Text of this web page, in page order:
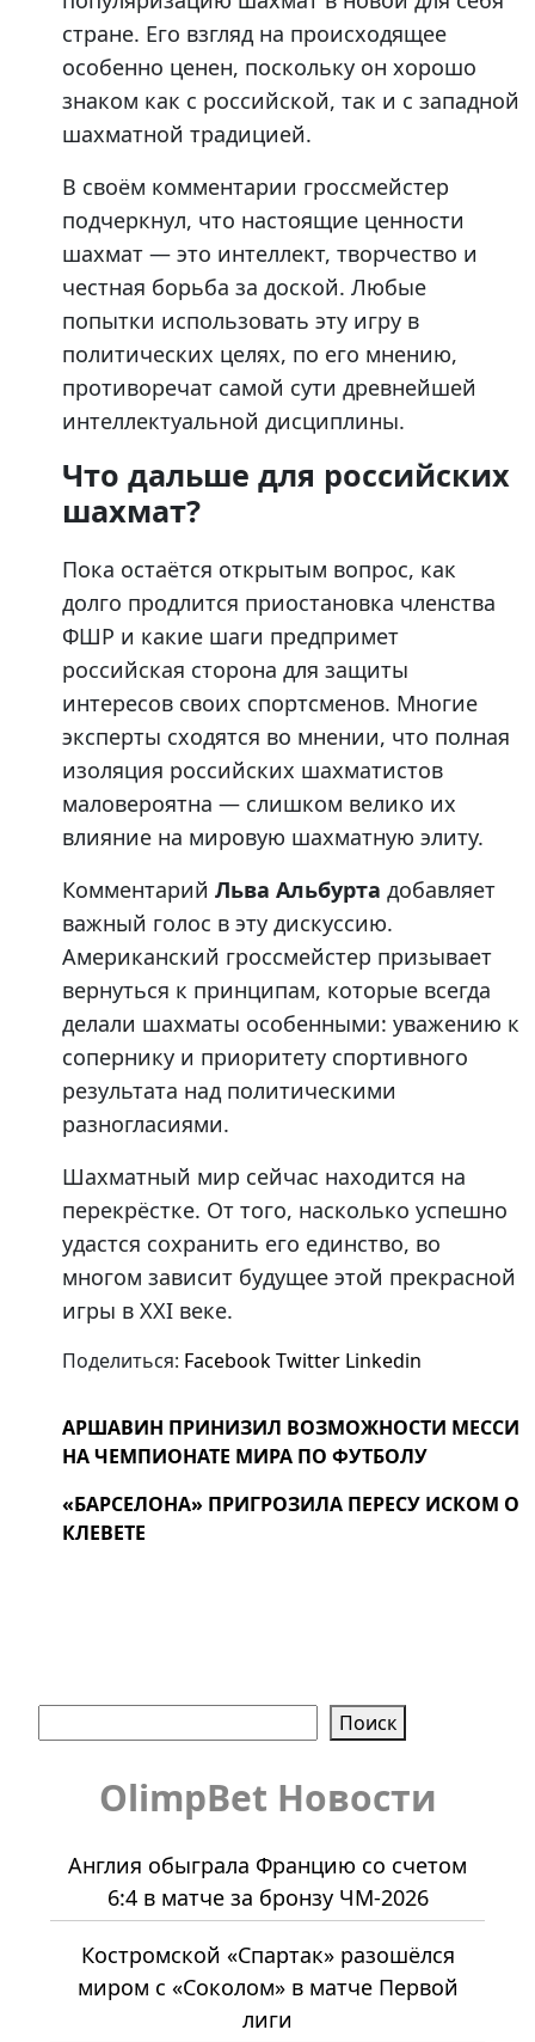
стране. Его взгляд на происходящее
особенно ценен, поскольку он хорошо
знаком как с российской, так и с западной
шахматной традицией.
В своём комментарии гроссмейстер
подчеркнул, что настоящие ценности
шахмат — это интеллект, творчество и
честная борьба за доской. Любые
попытки использовать эту игру в
политических целях, по его мнению,
противоречат самой сути древнейшей
интеллектуальной дисциплины.
Что дальше для российских
шахмат?
Пока остаётся открытым вопрос, как
долго продлится приостановка членства
ФШР и какие шаги предпримет
российская сторона для защиты
интересов своих спортсменов. Многие
эксперты сходятся во мнении, что полная
изоляция российских шахматистов
маловероятна — слишком велико их
влияние на мировую шахматную элиту.
Комментарий Льва Альбурта добавляет
важный голос в эту дискуссию.
Американский гроссмейстер призывает
вернуться к принципам, которые всегда
делали шахматы особенными: уважению к
сопернику и приоритету спортивного
результата над политическими
разногласиями.
Шахматный мир сейчас находится на
перекрёстке. От того, насколько успешно
удастся сохранить его единство, во
многом зависит будущее этой прекрасной
игры в XXI веке.
Поделиться: FacebookTwitter Linkedin
АРШАВИН ПРИНИЗИЛ ВОЗМОЖНОСТИ МЕССИ
НА ЧЕМПИОНАТЕ МИРА ПО ФУТБОЛУ
«БАРСЕЛОНА» ПРИГРОЗИЛА ПЕРЕСУ ИСКОМ О
КЛЕВЕТЕ
Поиск
OlimpBet Новости
Англия обыграла Францию со счетом
6:4 в матче за бронзу ЧМ-2026
Костромской «Спартак» разошёлся
миром с «Соколом» в матче Первой
лиги